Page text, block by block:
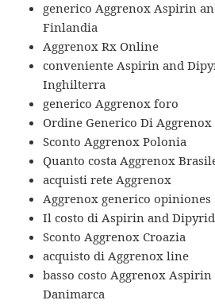
generico Aggrenox Aspirin
Finlandia
Aggrenox Rx Online
conveniente Aspirin and
Inghilterra
generico Aggrenox foro
Ordine Generico Di Aggrenox
Sconto Aggrenox Polonia
Quanto costa Aggrenox
acquisti rete Aggrenox
Aggrenox generico opiniones
Il costo di Aspirin and
Sconto Aggrenox Croazia
acquisto di Aggrenox line
basso costo Aggrenox
Danimarca